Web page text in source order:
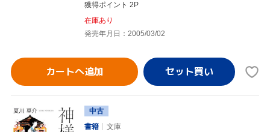
獲得ポイント 2P
在庫あり
発売年月日：2005/03/02
カートへ追加
中古
書籍
文庫